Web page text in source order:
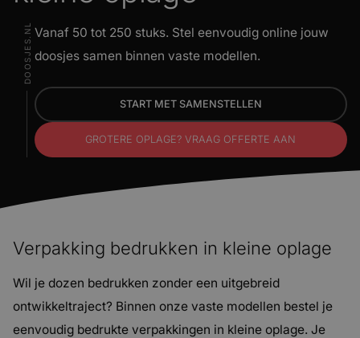
ons
DOOSJES.NL Vanaf 50 tot 250 stuks. Stel eenvoudig online jouw
doosjes samen binnen vaste modellen.
START MET SAMENSTELLEN
GROTERE OPLAGE? VRAAG OFFERTE AAN
Verpakking bedrukken in kleine oplage
Wil je dozen bedrukken zonder een uitgebreid
ontwikkeltraject? Binnen onze vaste modellen bestel je
eenvoudig bedrukte verpakkingen in kleine oplage. Je